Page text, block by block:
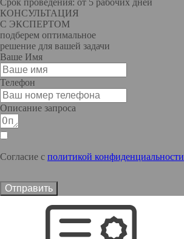
Срок проведения: от 5 рабочих дней
КОНСУЛЬТАЦИЯ
С ЭКСПЕРТОМ
подберем оптимальное
решение для вашей задачи
Ваше Имя
Телефон
Описание запроса
Согласие с политикой конфиденциальности
Отправить